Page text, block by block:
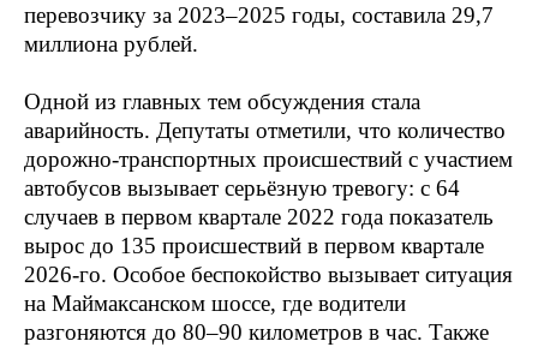
перевозчику за 2023–2025 годы, составила 29,7
миллиона рублей.
Одной из главных тем обсуждения стала
аварийность. Депутаты отметили, что количество
дорожно-транспортных происшествий с участием
автобусов вызывает серьёзную тревогу: с 64
случаев в первом квартале 2022 года показатель
вырос до 135 происшествий в первом квартале
2026-го. Особое беспокойство вызывает ситуация
на Маймаксанском шоссе, где водители
разгоняются до 80–90 километров в час. Также